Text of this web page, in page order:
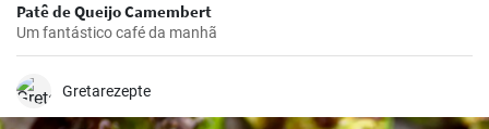
Patê de Queijo Camembert
Um fantástico café da manhã
Gretarezepte